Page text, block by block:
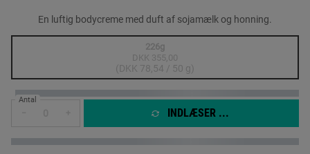
En luftig bodycreme med duft af sojamælk og honning.
Valgte
Produkter er udsolgt
226g
DKK 355,00
(DKK 78,54 / 50 g)
, 1 of 1
Antal
INDLÆSER ...